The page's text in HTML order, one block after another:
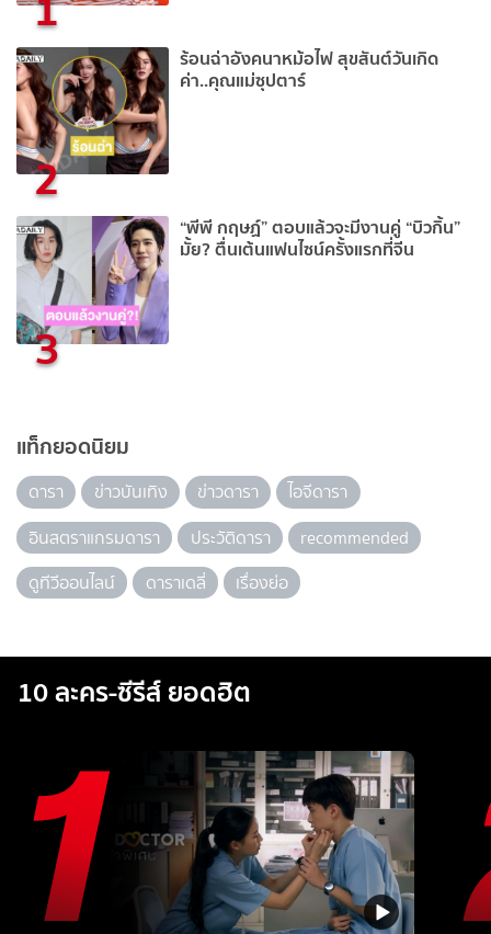
2
ร้อนฉ่าอังคนาหม้อไฟ สุขสันต์วันเกิด
ค่า..คุณแม่ซุปตาร์
3
“พีพี กฤษฏ์” ตอบแล้วจะมีงานคู่ “บิวกิ้น”
มั้ย? ตื่นเต้นแฟนไซน์ครั้งแรกที่จีน
แท็กยอดนิยม
ดารา ข่าวบันเทิง ข่าวดารา
ไอจีดารา
อินสตราแกรมดารา
ประวัติดารา
recommended
ดูทีวีออนไลน์
ดาราเดลี่ เรื่องย่อ
10 ละคร-ซีรีส์ ยอดฮิต